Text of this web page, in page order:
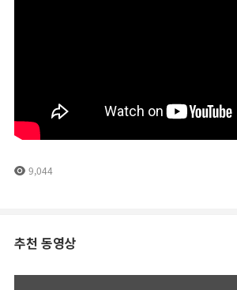
9,044
추천 동영상